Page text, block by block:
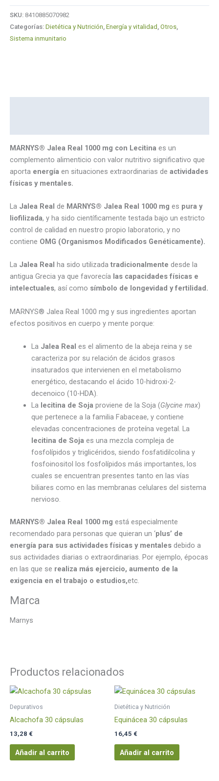
SKU: 8410885070982
Categorías: Dietética y Nutrición Energía y vitalidad Otros
Sistema inmunitario
MARNYS® Jalea Real 1000 mg con Lecitina es un
complemento alimenticio con valor nutritivo significativo que
aporta energía en situaciones extraordinarias de actividades
físicas y mentales.
La Jalea Real de MARNYS® Jalea Real 1000 mg es pura y
liofilizada, y ha sido científicamente testada bajo un estricto
control de calidad en nuestro propio laboratorio, y no
contiene OMG (Organismos Modificados Genéticamente).
La Jalea Real ha sido utilizada tradicionalmente desde la
antigua Grecia ya que favorecía las capacidades físicas e
intelectuales, así como símbolo de longevidad y fertilidad.
MARNYS® Jalea Real 1000 mg y sus ingredientes aportan
efectos positivos en cuerpo y mente porque:
La Jalea Real es el alimento de la abeja reina y se
caracteriza por su relación de ácidos grasos
insaturados que intervienen en el metabolismo
energético, destacando el ácido 10-hidroxi-2-
decenoico (10-HDA).
La lecitina de Sojaproviene de la Soja (Glycine max)
que pertenece a la familia Fabaceae, y contiene
elevadas concentraciones de proteína vegetal. La
lecitina de Sojaes una mezcla compleja de
fosfolípidos y triglicéridos, siendo fosfatidilcolina y
fosfoinositol los fosfolípidos más importantes, los
cuales se encuentran presentes tanto en las vías
biliares como en las membranas celulares del sistema
nervioso.
MARNYS® Jalea Real 1000 mg está especialmente
recomendado para personas que quieran un ‘plus’ de
energía para sus actividades físicas y mentales debido a
sus actividades diarias o extraordinarias. Por ejemplo, épocas
en las que se realiza más ejercicio, aumento de la
exigencia en el trabajo o estudios,etc.
Marca
Marnys
Productos relacionados
Depurativos
Alcachofa 30 cápsulas
13,28 €
Añadir al carrito
Dietética y Nutrición
Equinácea 30 cápsulas
16,45 €
Añadir al carrito